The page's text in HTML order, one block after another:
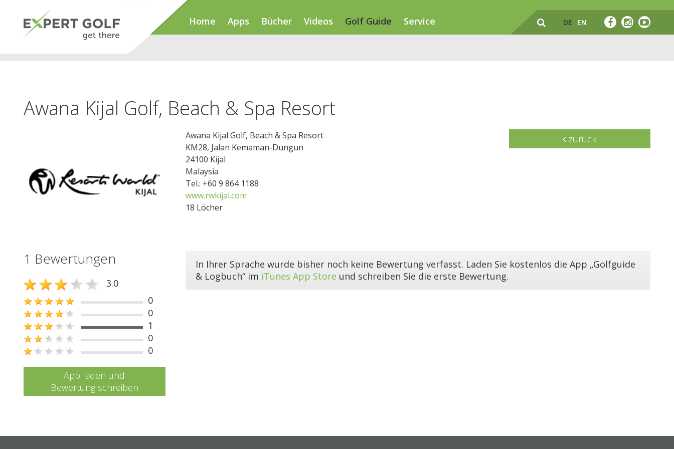
Home Apps Bücher Videos Golf Guide Service DE EN
Awana Kijal Golf, Beach & Spa Resort
Awana Kijal Golf, Beach & Spa Resort
KM28, Jalan Kemaman-Dungun
24100 Kijal
Malaysia
Tel.: +60 9 864 1188
www.rwkijal.com
18 Löcher
zurück
1 Bewertungen
3.0
0
0
1
0
0
App laden und
Bewertung schreiben
In Ihrer Sprache wurde bisher noch keine Bewertung verfasst. Laden Sie kostenlos die App „Golfguide
& Logbuch“ im iTunes App Store und schreiben Sie die erste Bewertung.